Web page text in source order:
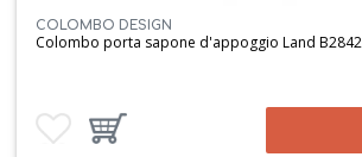
COLOMBO DESIGN
Colombo porta sapone d'appoggio Land B2842
Aggiungi ai preferitiAggiungi prodotto al carrello